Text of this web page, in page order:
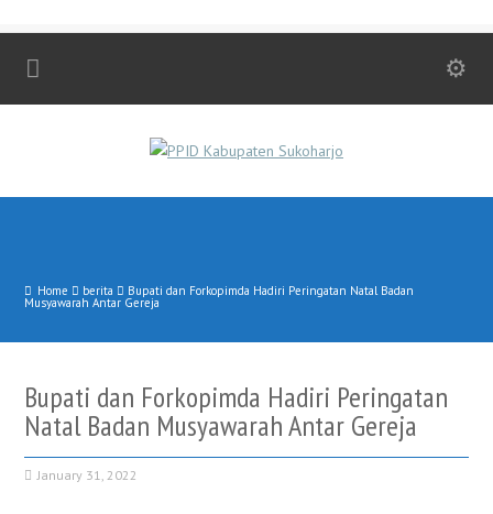
Home berita Bupati dan Forkopimda Hadiri Peringatan Natal Badan
Musyawarah Antar Gereja
Bupati dan Forkopimda Hadiri Peringatan
Natal Badan Musyawarah Antar Gereja
January 31, 2022